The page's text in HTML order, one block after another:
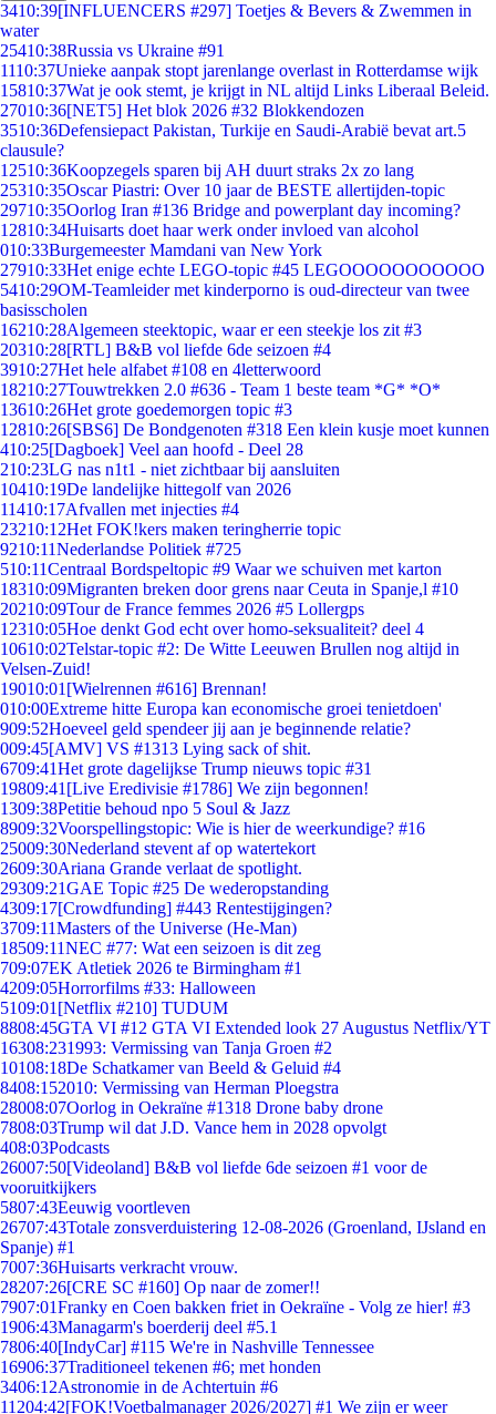
3410:39[INFLUENCERS #297] Toetjes & Bevers & Zwemmen in
water
25410:38Russia vs Ukraine #91
1110:37Unieke aanpak stopt jarenlange overlast in Rotterdamse wijk
15810:37Wat je ook stemt, je krijgt in NL altijd Links Liberaal Beleid.
27010:36[NET5] Het blok 2026 #32 Blokkendozen
3510:36Defensiepact Pakistan, Turkije en Saudi-Arabië bevat art.5
clausule?
12510:36Koopzegels sparen bij AH duurt straks 2x zo lang
25310:35Oscar Piastri: Over 10 jaar de BESTE allertijden-topic
29710:35Oorlog Iran #136 Bridge and powerplant day incoming?
12810:34Huisarts doet haar werk onder invloed van alcohol
010:33Burgemeester Mamdani van New York
27910:33Het enige echte LEGO-topic #45 LEGOOOOOOOOOOO
5410:29OM-Teamleider met kinderporno is oud-directeur van twee
basisscholen
16210:28Algemeen steektopic, waar er een steekje los zit #3
20310:28[RTL] B&B vol liefde 6de seizoen #4
3910:27Het hele alfabet #108 en 4letterwoord
18210:27Touwtrekken 2.0 #636 - Team 1 beste team *G* *O*
13610:26Het grote goedemorgen topic #3
12810:26[SBS6] De Bondgenoten #318 Een klein kusje moet kunnen
410:25[Dagboek] Veel aan hoofd - Deel 28
210:23LG nas n1t1 - niet zichtbaar bij aansluiten
10410:19De landelijke hittegolf van 2026
11410:17Afvallen met injecties #4
23210:12Het FOK!kers maken teringherrie topic
9210:11Nederlandse Politiek #725
510:11Centraal Bordspeltopic #9 Waar we schuiven met karton
18310:09Migranten breken door grens naar Ceuta in Spanje,l #10
20210:09Tour de France femmes 2026 #5 Lollergps
12310:05Hoe denkt God echt over homo-seksualiteit? deel 4
10610:02Telstar-topic #2: De Witte Leeuwen Brullen nog altijd in
Velsen-Zuid!
19010:01 [Wielrennen #616] Brennan!
010:00Extreme hitte Europa kan economische groei tenietdoen'
909:52Hoeveel geld spendeer jij aan je beginnende relatie?
009:45[AMV] VS #1313 Lying sack of shit.
6709:41Het grote dagelijkse Trump nieuws topic #31
19809:41 [Live Eredivisie #1786] We zijn begonnen!
1309:38Petitie behoud npo 5 Soul & Jazz
8909:32Voorspellingstopic: Wie is hier de weerkundige? #16
25009:30Nederland stevent af op watertekort
2609:30Ariana Grande verlaat de spotlight.
29309:21GAE Topic #25 De wederopstanding
4309:17[Crowdfunding] #443 Rentestijgingen?
3709:11Masters of the Universe (He-Man)
18509:11NEC #77: Wat een seizoen is dit zeg
709:07EK Atletiek 2026 te Birmingham #1
4209:05Horrorfilms #33: Halloween
5109:01 [Netflix #210] TUDUM
8808:45GTA VI #12 GTA VI Extended look 27 Augustus Netflix/YT
16308:231993: Vermissing van Tanja Groen #2
10108:18De Schatkamer van Beeld & Geluid #4
8408:152010: Vermissing van Herman Ploegstra
28008:07Oorlog in Oekraïne #1318 Drone baby drone
7808:03Trump wil dat J.D. Vance hem in 2028 opvolgt
408:03Podcasts
26007:50[Videoland] B&B vol liefde 6de seizoen #1 voor de
vooruitkijkers
5807:43Eeuwig voortleven
26707:43Totale zonsverduistering 12-08-2026 (Groenland, IJsland en
Spanje) #1
7007:36Huisarts verkracht vrouw.
28207:26[CRE SC #160] Op naar de zomer!!
7907:01Franky en Coen bakken friet in Oekraïne - Volg ze hier! #3
1906:43Managarm's boerderij deel #5.1
7806:40[IndyCar] #115 We're in Nashville Tennessee
16906:37Traditioneel tekenen #6; met honden
3406:12Astronomie in de Achtertuin #6
11204:42[FOK!Voetbalmanager 2026/2027] #1 We zijn er weer